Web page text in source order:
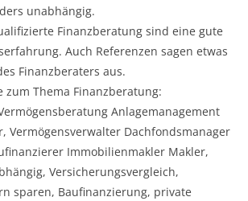
unabhängig.
Finanzberatung sind eine gute
Auch Referenzen sagen etwas
Finanzberaters aus.
zum Thema Finanzberatung:
Anlagemanagement
Vermögensverwalter Dachfondsmanager
Immobilienmakler Makler,
Versicherungsvergleich,
sparen, Baufinanzierung, private